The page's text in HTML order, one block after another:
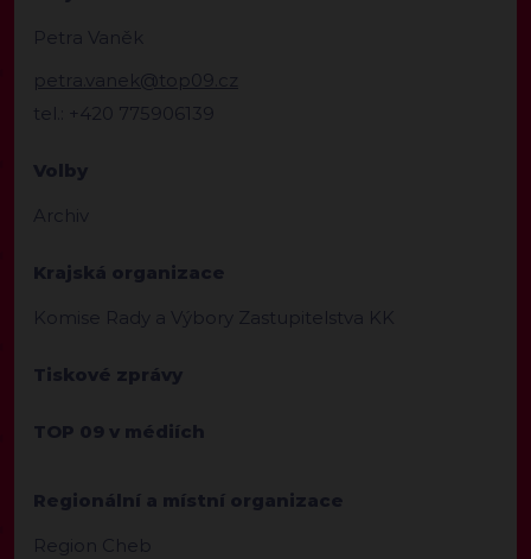
Petra Vaněk
petra.vanek@top09.cz
tel.: +420 775906139
Volby
Archiv
Krajská organizace
Komise Rady a Výbory Zastupitelstva KK
Tiskové zprávy
TOP 09 v médiích
Regionální a místní organizace
Region Cheb